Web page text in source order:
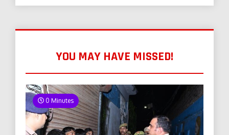
YOU MAY HAVE MISSED!
0 Minutes